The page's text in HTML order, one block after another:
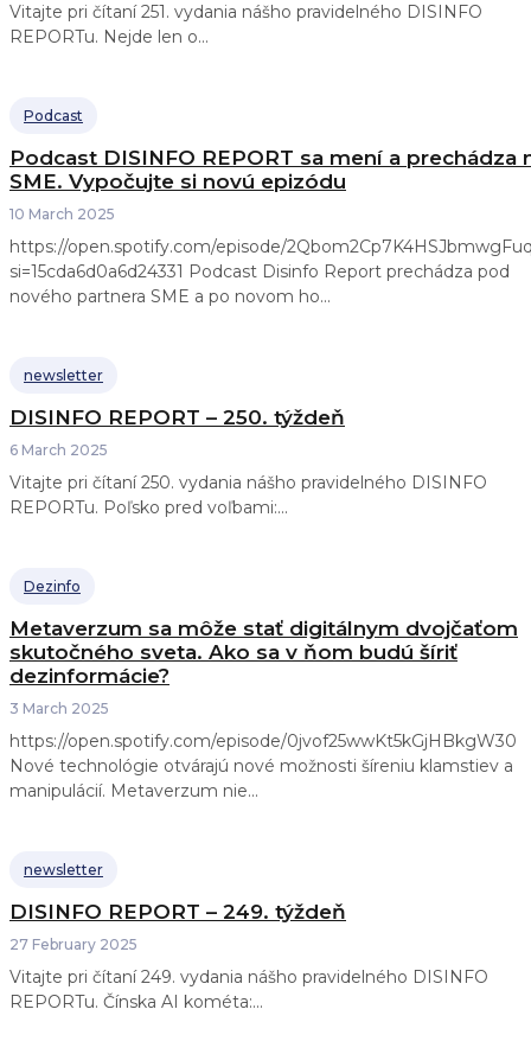
Vitajte pri čítaní 251. vydania nášho pravidelného DISINFO
REPORTu. Nejde len o...
Podcast
Podcast DISINFO REPORT sa mení a prechádza
SME. Vypočujte si novú epizódu
10 March 2025
https://open.spotify.com/episode/
si=15cda6d0a6d24331 Podcast Disinfo Report prechádza pod
nového partnera SME a po novom ho...
newsletter
DISINFO REPORT – 250. týždeň
6 March 2025
Vitajte pri čítaní 250. vydania nášho pravidelného DISINFO
REPORTu. Poľsko pred voľbami:...
Dezinfo
Metaverzum sa môže stať digitálnym dvojčaťom
skutočného sveta. Ako sa v ňom budú šíriť
dezinformácie?
3 March 2025
https://open.spotify.com/episode/0jvof25wwKt5kGjHBkgW30
Nové technológie otvárajú nové možnosti šíreniu klamstiev a
manipulácií. Metaverzum nie...
newsletter
DISINFO REPORT – 249. týždeň
27 February 2025
Vitajte pri čítaní 249. vydania nášho pravidelného DISINFO
REPORTu. Čínska AI kométa:...